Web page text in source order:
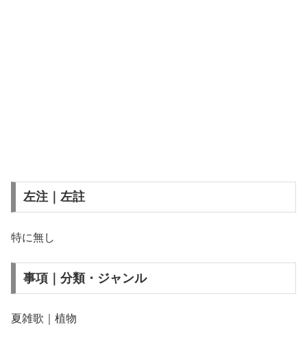
左注｜左註
特に無し
事項｜分類・ジャンル
夏雑歌｜植物